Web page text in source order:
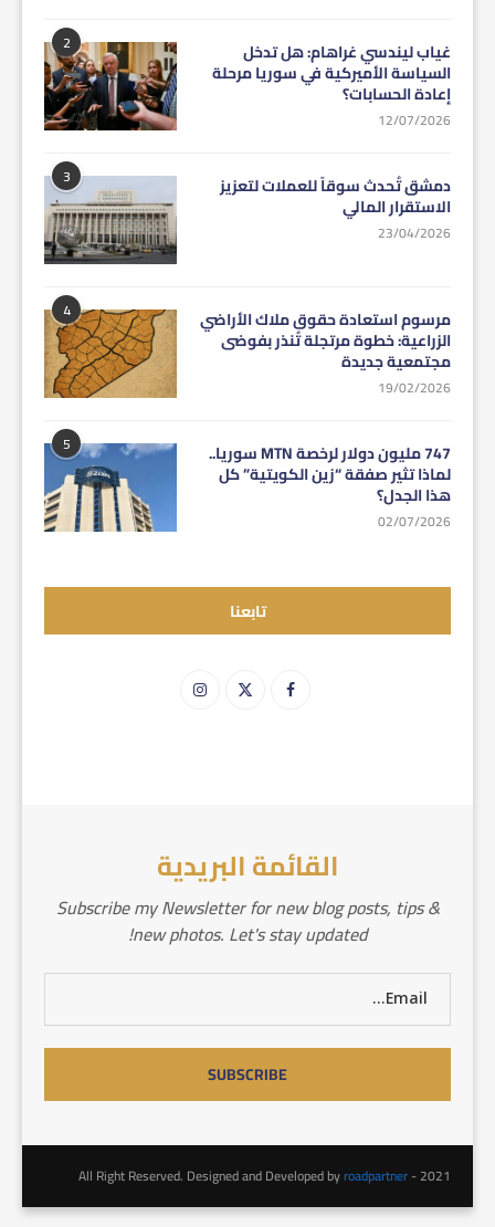
2 غياب ليندسي غراهام: هل تدخل
السياسة الأميركية في سوريا مرحلة
إعادة الحسابات؟
12/07/2026
3 دمشق تُحدث سوقاً للعملات لتعزيز
الاستقرار المالي
23/04/2026
4 مرسوم استعادة حقوق ملاك الأراضي
الزراعية: خطوة مرتجلة تُنذر بفوضى
مجتمعية جديدة
19/02/2026
5 747 مليون دولار لرخصة MTN سوريا..
لماذا تثير صفقة “زين الكويتية” كل
هذا الجدل؟
02/07/2026
تابعنا
القائمة البريدية
Subscribe my Newsletter for new blog posts, tips &
new photos. Let's stay updated!
2021 - All Right Reserved. Designed and Developed by
roadpartner